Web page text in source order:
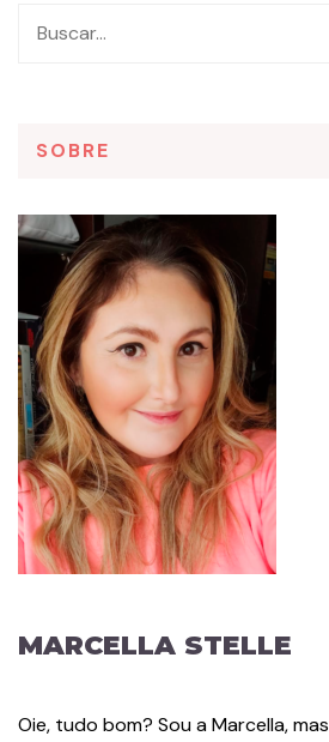
SOBRE
MARCELLA STELLE
Oie, tudo bom? Sou a Marcella,